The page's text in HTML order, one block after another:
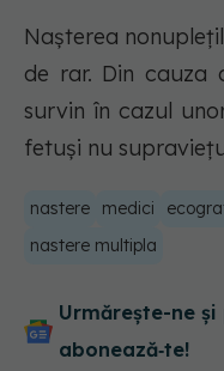
Naşterea
de rar. Din cauza
survin în cazul
fetuşi nu
nastere medici
nastere multipla
Urmărește-ne și
abonează‑te!